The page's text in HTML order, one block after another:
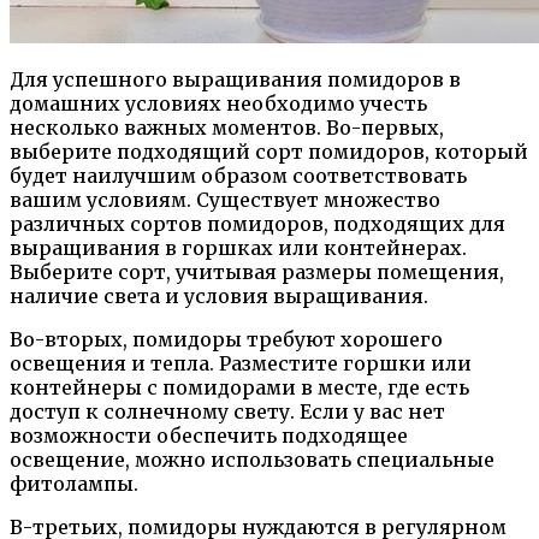
Для успешного выращивания помидоров в
домашних условиях необходимо учесть
несколько важных моментов. Во-первых,
выберите подходящий сорт помидоров, который
будет наилучшим образом соответствовать
вашим условиям. Существует множество
различных сортов помидоров, подходящих для
выращивания в горшках или контейнерах.
Выберите сорт, учитывая размеры помещения,
наличие света и условия выращивания.
Во-вторых, помидоры требуют хорошего
освещения и тепла. Разместите горшки или
контейнеры с помидорами в месте, где есть
доступ к солнечному свету. Если у вас нет
возможности обеспечить подходящее
освещение, можно использовать специальные
фитолампы.
В-третьих, помидоры нуждаются в регулярном